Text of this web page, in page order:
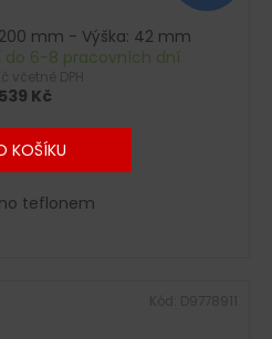
mm - Výška: 42 mm
do 6-8 pracovních dní
539 Kč
KOŠÍKU
teflonem